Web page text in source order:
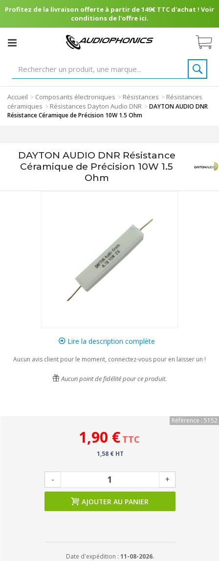
Profitez de la livraison offerte à partir de 149€ TTC d'achat ! Voir
conditions de l'offre ici.
Accueil > Composants électroniques > Résistances > Résistances
céramiques > Résistances Dayton Audio DNR >DAYTON AUDIO DNR
Résistance Céramique de Précision 10W 1.5 Ohm
DAYTON AUDIO DNR Résistance
Céramique de Précision 10W 1.5
Ohm
Lire la description complète
Aucun avis client pour le moment, connectez-vous pour en laisser un !
Aucun point de fidélité pour ce produit.
Référence : 5152
1,90 € TTC
1,58 € HT
- +
AJOUTER AU PANIER
Date d'expédition : 11-08-2026.